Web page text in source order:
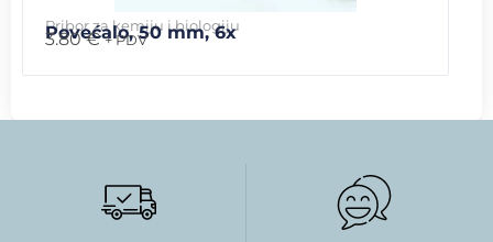
Pribor za kemiju i biologiju
Povećalo, 50 mm, 6x
3.80€ + PDV